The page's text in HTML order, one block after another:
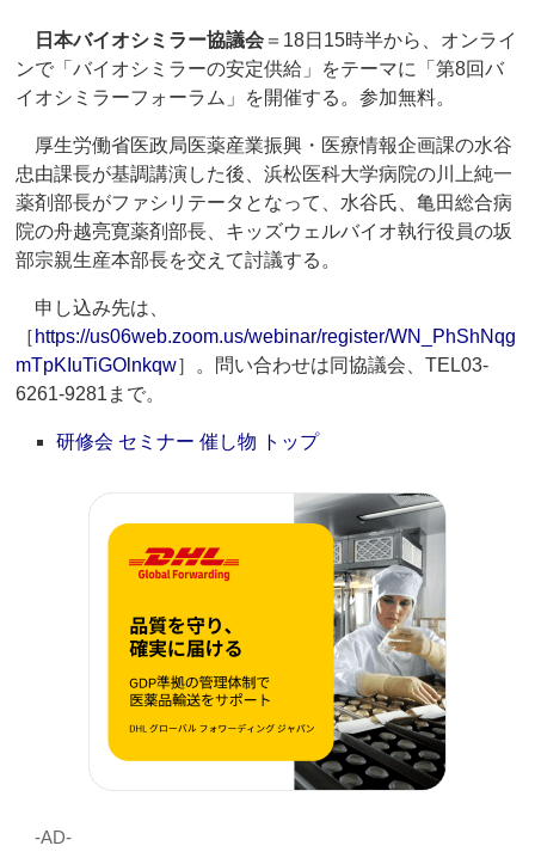
日本バイオシミラー協議会 ＝18日15時半から、オンライ
ンで「バイオシミラーの安定供給」をテーマに「第8回バ
イオシミラーフォーラム」を開催する。参加無料。
厚生労働省医政局医薬産業振興・医療情報企画課の水谷
忠由課長が基調講演した後、浜松医科大学病院の川上純一
薬剤部長がファシリテータとなって、水谷氏、亀田総合病
院の舟越亮寛薬剤部長、キッズウェルバイオ執行役員の坂
部宗親生産本部長を交えて討議する。
申し込み先は、
［ https://us06web.zoom.us/webinar/register/WN_PhShNqg
mTpKIuTiGOlnkqw］。問い合わせは同協議会、TEL03-
6261-9281まで。
研修会 セミナー 催し物 トップ
‐AD‐